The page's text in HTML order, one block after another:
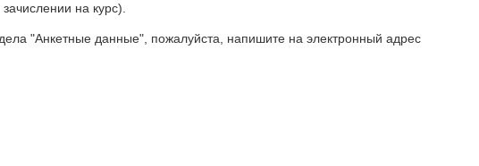
на курс).
"Анкетные данные", пожалуйста, напишите на электронный адрес